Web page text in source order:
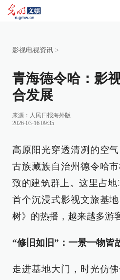
影视电视资讯 >
青海德令哈：影
合发展
来源： 人民日报海外版
2026-03-16 09:35
高原阳光穿透清冽的空
古族藏族自治州德令哈
致的建筑群上。这里占
首个沉浸式影视文旅基
树》的热播，越来越多游
“修旧如旧”：一景一物皆
走进基地大门，时光仿